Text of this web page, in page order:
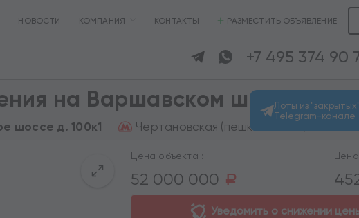
НОВОСТИ КОМПАНИЯ КОНТАКТЫ РАЗМЕСТИТЬ ОБЪЯВЛЕНИЕ
+7 495 374 90
на Варшавском шоссе
шоссе д. 100к1 Чертановская (пешком 11 мин.)
Цена объекта :
52 000 000 a
Уведомить о снижении
Лоты из
Telegram-канале